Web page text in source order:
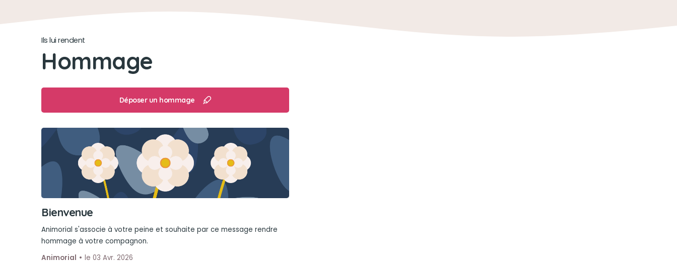
Ils lui rendent
Hommage
Déposer un hommage
Bienvenue
Animorial s'associe à votre peine et souhaite par ce message rendre
hommage à votre compagnon.
Animorial
le 03 Avr. 2026